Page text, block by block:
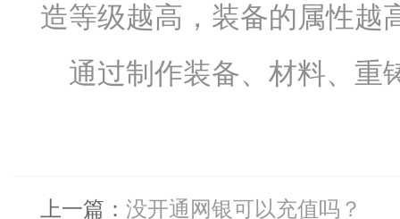
造等级越高，装备的属性越
通过制作装备、材料、重
上一篇： 没开通网银可以充值吗？